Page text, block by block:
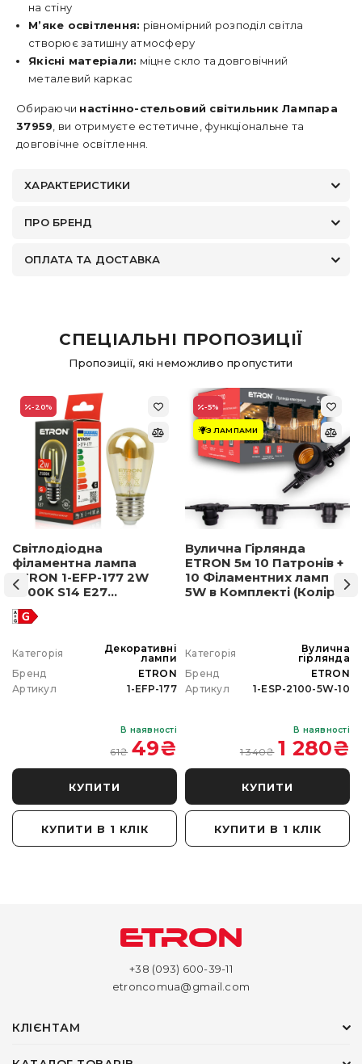
на стіну
М’яке освітлення: рівномірний розподіл світла
створює затишну атмосферу
Якісні матеріали: міцне скло та довговічний
металевий каркас
Обираючи настінно-стельовий світильник Лампара
37959 , ви отримуєте естетичне, функціональне та
довговічне освітлення.
ХАРАКТЕРИСТИКИ
ПРО БРЕНД
ОПЛАТА ТА ДОСТАВКА
СПЕЦІАЛЬНІ ПРОПОЗИЦІЇ
Пропозиції, які неможливо пропустити
-20%
Світлодіодна
філаментна лампа
ETRON 1-EFP-177 2W
2500K S14 E27
позолочене скло
Категорія
Декоративні
лампи
Бренд
ETRON
Артикул
1-EFP-177
В наявності
61₴ 49₴
КУПИТИ
КУПИТИ В 1 КЛІК
-5%
З ЛАМПАМИ
Вулична Гірлянда
ETRON 5м 10 Патронів +
10 Філаментних ламп
5W в Комплекті (Колір
Категорія
Вулична
гірлянда
Бренд
ETRON
Артикул
1-ESP-2100-5W-10
В наявності
1 340₴ 1 280₴
КУПИТИ
КУПИТИ В 1 КЛІК
+38 (093) 600-39-11
etroncomua@gmail.com
КЛІЄНТАМ